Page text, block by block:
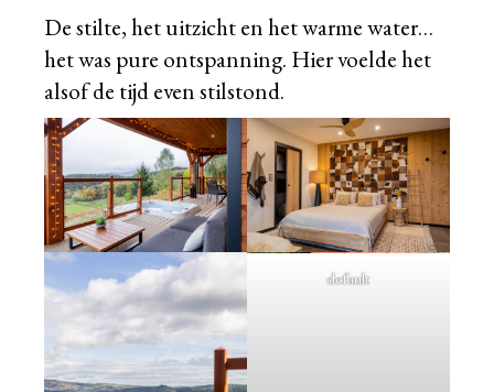
De stilte, het uitzicht en het warme water…
het was pure ontspanning. Hier voelde het
alsof de tijd even stilstond.
default